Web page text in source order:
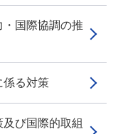
国際協調の推
る対策
び国際的取組